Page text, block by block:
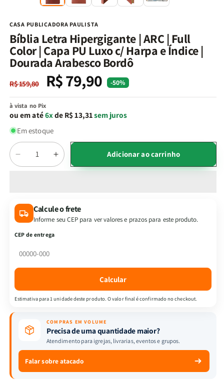
CASA PUBLICADORA PAULISTA
Bíblia Letra Hipergigante | ARC | Full
Color | Capa PU Luxo c/ Harpa e Índice |
Dourada Arabesco Bordô
Preço
normal
R$ 159,80
Preço
promocional
R$ 79,90 -50%
à vista no Pix
ou em até6xde R$ 13,31sem juros
Em estoque
Quantidade
Diminuir
a
Letra
Hipergigante
|
|
Capa
Harpa
Índice
|
Aumentar
a
Letra
Hipergigante
Capa
c/
Harpa
Índice
Adicionar ao carrinho
Calcule o frete
Informe seu CEP para ver valores e prazos para este produto.
CEP de entrega
Calcular
Estimativa para 1 unidade deste produto. O valor final é confirmado no checkout.
COMPRAS EM VOLUME
Precisa de uma quantidade maior?
Atendimento para igrejas, livrarias, eventos e grupos.
Falar sobre atacado